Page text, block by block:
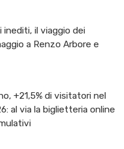
inediti, il viaggio dei
a Renzo Arbore e
+21,5% di visitatori nel
al via la biglietteria online